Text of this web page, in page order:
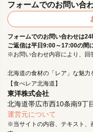
北海道の食材の「レア」な魅力
【食べレア北海道】
東洋株式会社
北海道帯広市西10条南9丁
運営元について
※当サイトの内容、テキスト、
フォームでのお問い合
フォームでのお問い合わせは24
ご返信は平日9:00～17:00の間
※お問い合わせ内容により、回